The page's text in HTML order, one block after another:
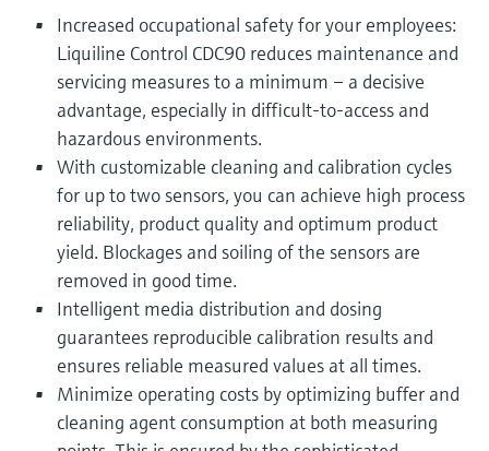
Increased occupational safety for your employees:
Liquiline Control CDC90 reduces maintenance and
servicing measures to a minimum – a decisive
advantage, especially in difficult-to-access and
hazardous environments.
With customizable cleaning and calibration cycles
for up to two sensors, you can achieve high process
reliability, product quality and optimum product
yield. Blockages and soiling of the sensors are
removed in good time.
Intelligent media distribution and dosing
guarantees reproducible calibration results and
ensures reliable measured values at all times.
Minimize operating costs by optimizing buffer and
cleaning agent consumption at both measuring